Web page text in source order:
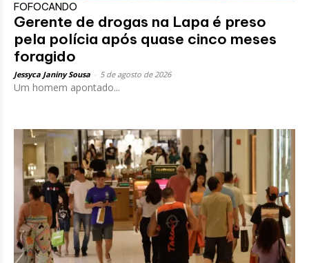
FOFOCANDO
Gerente de drogas na Lapa é preso
pela polícia após quase cinco meses
foragido
Jessyca Janiny Sousa 5 de agosto de 2026
Um homem apontado...